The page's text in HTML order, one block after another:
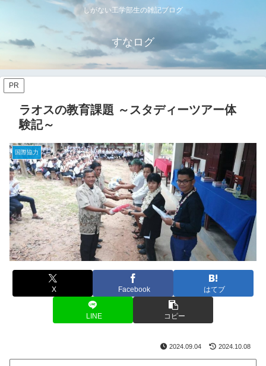
しがない工学部生の雑記ブログ
すなログ
PR
ラオスの教育課題 ～スタディーツアー体
験記～
国際協力
X Facebook はてブ
LINE コピー
2024.09.04 2024.10.08